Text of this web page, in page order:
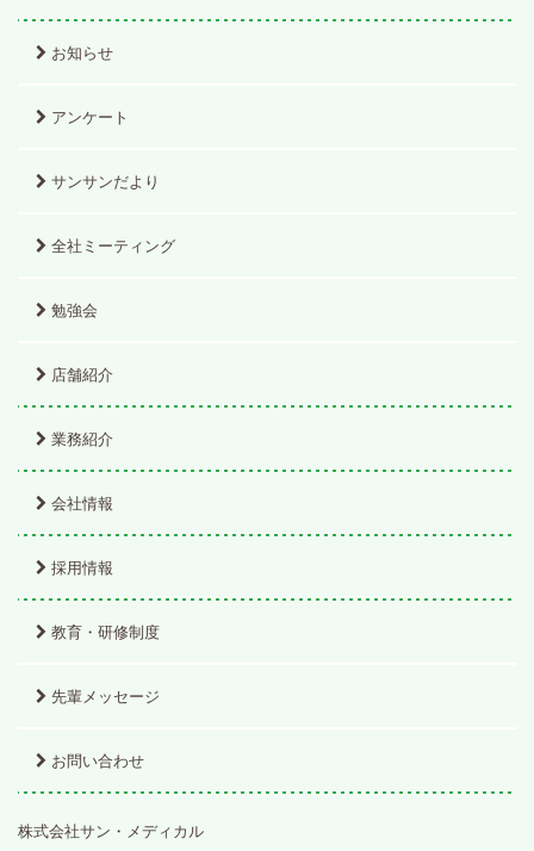
お知らせ
アンケート
サンサンだより
全社ミーティング
勉強会
店舗紹介
業務紹介
会社情報
採用情報
教育・研修制度
先輩メッセージ
お問い合わせ
株式会社サン・メディカル